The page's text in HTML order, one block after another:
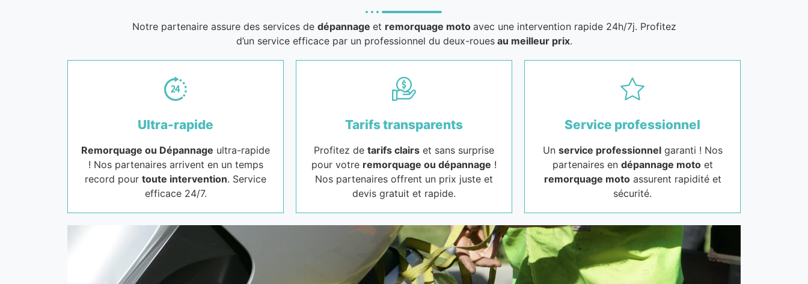
Notre partenaire assure des services de dépannage et remorquage moto avec une intervention rapide 24h/7j. Profitez
d’un service efficace par un professionnel du deux-rouesau meilleur prix.
Ultra-rapide
Remorquage ou Dépannage ultra-rapide
! Nos partenaires arrivent en un temps
record pour toute intervention. Service
efficace 24/7.
Tarifs transparents
Profitez de tarifs clairs et sans surprise
pour votre remorquage ou dépannage !
Nos partenaires offrent un prix juste et
devis gratuit et rapide.
Service professionnel
Un service professionnelgaranti ! Nos
partenaires en dépannage motoet
remorquage motoassurent rapidité et
sécurité.